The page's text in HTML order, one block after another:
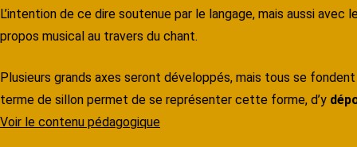
L’intention de ce dire soutenue par le langage, mais aussi avec
propos musical au travers du chant.
Plusieurs grands axes seront développés, mais tous se fondent
terme de sillon permet de se représenter cette forme, d’y
Voir le contenu pédagogique